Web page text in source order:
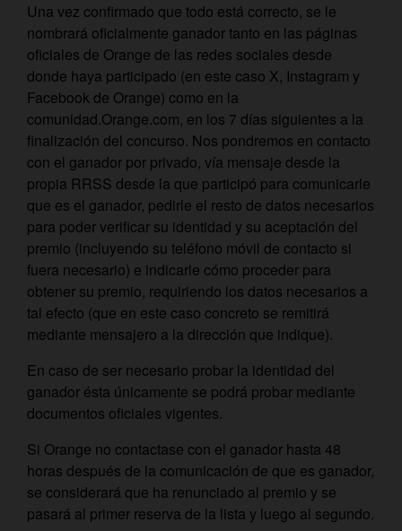
Una vez confirmado que todo está correcto, se le
nombrará oficialmente ganador tanto en las páginas
oficiales de Orange de las redes sociales desde
donde haya participado (en este caso X, Instagram y
Facebook de Orange) como en la
comunidad.Orange.com, en los 7 días siguientes a la
finalización del concurso. Nos pondremos en contacto
con el ganador por privado, vía mensaje desde la
propia RRSS desde la que participó para comunicarle
que es el ganador, pedirle el resto de datos necesarios
para poder verificar su identidad y su aceptación del
premio (incluyendo su teléfono móvil de contacto si
fuera necesario) e indicarle cómo proceder para
obtener su premio, requiriendo los datos necesarios a
tal efecto (que en este caso concreto se remitirá
mediante mensajero a la dirección que indique).
En caso de ser necesario probar la identidad del
ganador ésta únicamente se podrá probar mediante
documentos oficiales vigentes.
Si Orange no contactase con el ganador hasta 48
horas después de la comunicación de que es ganador,
se considerará que ha renunciado al premio y se
pasará al primer reserva de la lista y luego al segundo.